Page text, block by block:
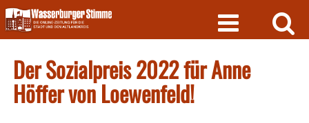
Skip
to
content
Der Sozialpreis 2022 für Anne
Höffer von Loewenfeld!